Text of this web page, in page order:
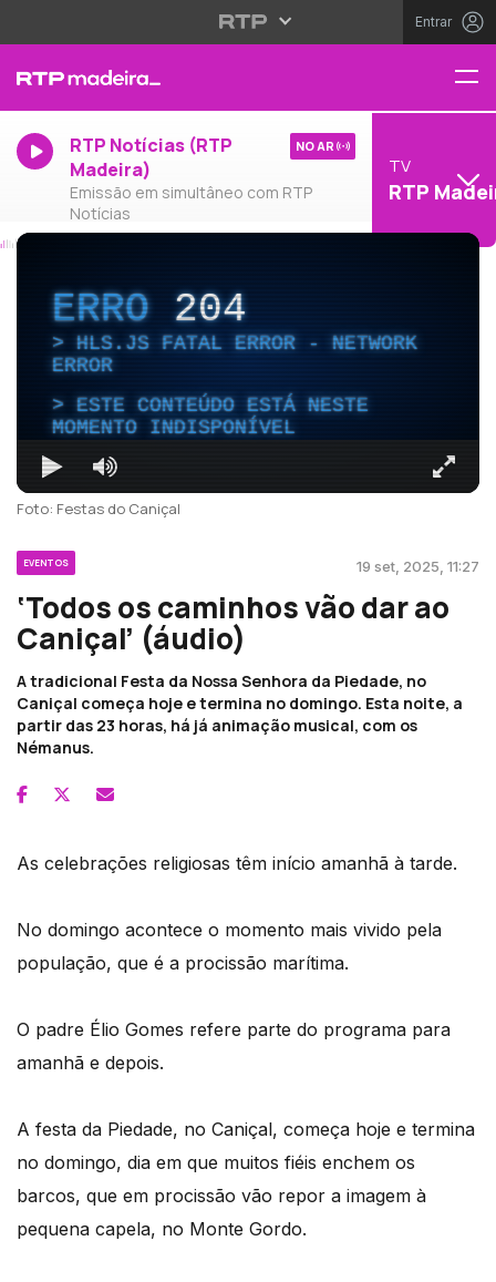
Entrar
RTP Notícias (RTP
Madeira)
Emissão em simultâneo com RTP
Notícias
NO AR
TV
RTP
ERRO204
HLS.JS FATAL ERROR - NETWORK
ERROR
ESTE CONTEÚDO ESTÁ NESTE
MOMENTO INDISPONÍVEL
Foto: Festas do Caniçal
EVENTOS 19 set, 2025, 11:27
‘Todos os caminhos vão dar ao
Caniçal’ (áudio)
A tradicional Festa da Nossa Senhora da Piedade, no
Caniçal começa hoje e termina no domingo. Esta noite, a
partir das 23 horas, há já animação musical, com os
Némanus.
As celebrações religiosas têm início amanhã à tarde.
No domingo acontece o momento mais vivido pela
população, que é a procissão marítima.
O padre Élio Gomes refere parte do programa para
amanhã e depois.
A festa da Piedade, no Caniçal, começa hoje e termina
no domingo, dia em que muitos fiéis enchem os
barcos, que em procissão vão repor a imagem à
pequena capela, no Monte Gordo.